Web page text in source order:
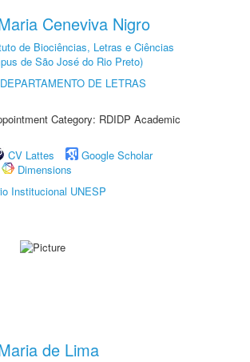
Ceneviva Nigro
de Biociências, Letras e Ciências
de São José do Rio Preto)
DEPARTAMENTO DE LETRAS
Category: RDIDP Academic
CV Lattes
Google Scholar
Dimensions
Institucional UNESP
de Lima